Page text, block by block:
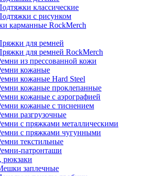
классические
с рисунком
карманные RockMerch
для ремней
для ремней RockMerch
из прессованной кожи
кожаные
кожаные Hard Steel
кожаные проклепанные
кожаные с аэрографией
кожаные с тиснением
разгрузочные
с пряжками металлическими
с пряжками чугунными
текстильные
патронташи
рюкзаки
заплечные